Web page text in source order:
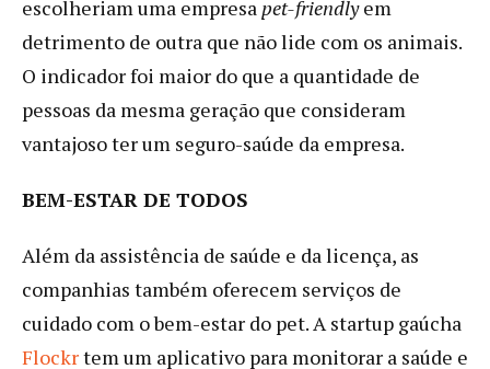
escolheriam uma empresa pet-friendlyem
detrimento de outra que não lide com os animais.
O indicador foi maior do que a quantidade de
pessoas da mesma geração que consideram
vantajoso ter um seguro-saúde da empresa.
BEM-ESTAR DE TODOS
Além da assistência de saúde e da licença, as
companhias também oferecem serviços de
cuidado com o bem-estar do pet. A startup gaúcha
Flockrtem um aplicativo para monitorar a saúde e